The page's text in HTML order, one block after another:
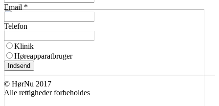
Email *
Telefon
Klinik
Høreapparatbruger
Indsend
© HørNu 2017
Alle rettigheder forbeholdes